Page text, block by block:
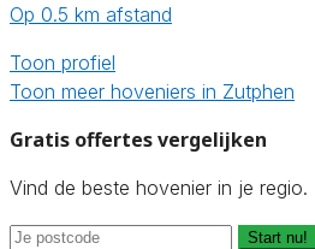
Op 0.5 km afstand
Toon profiel
Toon meer hoveniers in Zutphen
Gratis offertes vergelijken
Vind de beste hovenier in je regio.
Start nu!